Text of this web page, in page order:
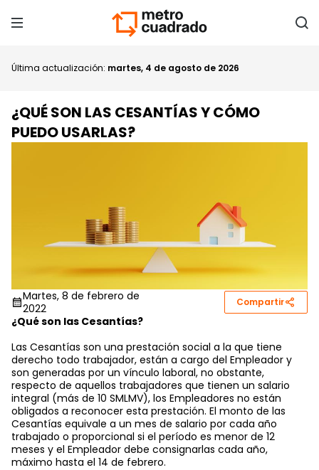
Última actualización: martes, 4 de agosto de 2026
¿QUÉ SON LAS CESANTÍAS Y CÓMO
PUEDO USARLAS?
Martes, 8 de febrero de
2022
Compartir
¿Qué son las Cesantías?
Las Cesantías son una prestación social a la que tiene
derecho todo trabajador, están a cargo del Empleador y
son generadas por un vínculo laboral, no obstante,
respecto de aquellos trabajadores que tienen un salario
integral (más de 10 SMLMV), los Empleadores no están
obligados a reconocer esta prestación. El monto de las
Cesantías equivale a un mes de salario por cada año
trabajado o proporcional si el período es menor de 12
meses y el Empleador debe consignarlas cada año,
máximo hasta el 14 de febrero.